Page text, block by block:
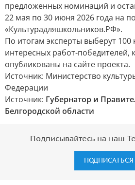
предложенных номинаций и
22 мая по 30 июня 2026 года на
«Культурадляшкольников.РФ».
По итогам эксперты выберут 100
интересных работ-победителей,
опубликованы на сайте проекта.
Источник: Министерство
Федерации
Источник: Губернатор и
Белгородской области
Подписывайтесь на наш
ПОДПИСАТЬСЯ